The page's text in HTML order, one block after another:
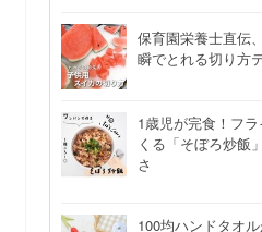
保育園栄養士直伝
瞬でとれる切り方
1歳児が完食！フ
くる「そぼろ炒飯
さ
100均ハンドタオ